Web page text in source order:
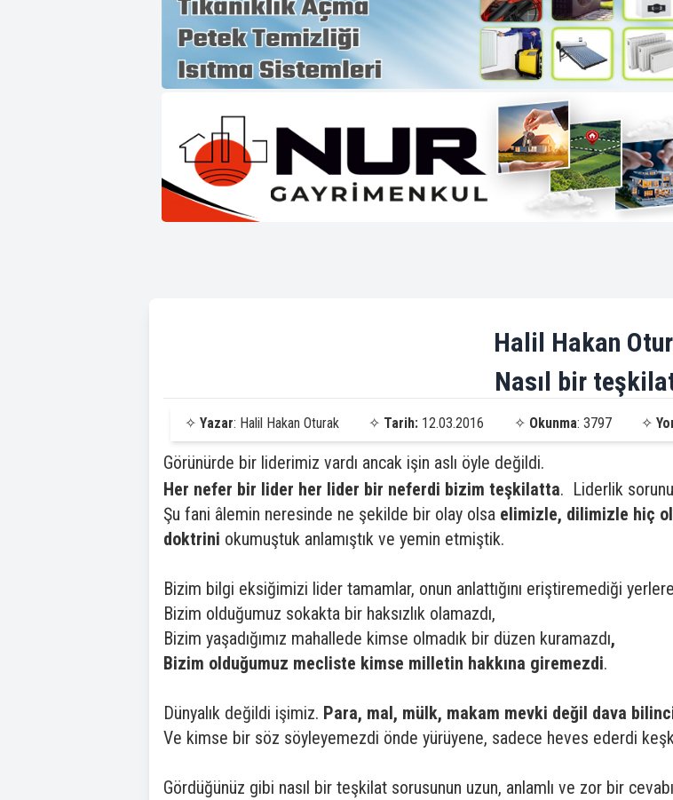
Halil Hakan
Nasıl bir
✧ Yazar: Halil Hakan Oturak ✧ Tarih: 12.03.2016 ✧ Okunma: 3797 ✧
Görünürde bir liderimiz vardı ancak işin aslı öyle değildi.
Her nefer bir lider her lider bir neferdi bizim teşkilatta. Liderlik sorunu
Şu fani âlemin neresinde ne şekilde bir olay olsa elimizle, dilimizle hiç
doktrini okumuştuk anlamıştık ve yemin etmiştik.
Bizim bilgi eksiğimizi lider tamamlar, onun anlattığını eriştiremediği yerlere
Bizim olduğumuz sokakta bir haksızlık olamazdı,
Bizim yaşadığımız mahallede kimse olmadık bir düzen kuramazdı,
Bizim olduğumuz mecliste kimse milletin hakkına giremezdi.
Dünyalık değildi işimiz. Para, mal, mülk, makam mevki değil dava
Ve kimse bir söz söyleyemezdi önde yürüyene, sadece heves ederdi
Gördüğünüz gibi nasıl bir teşkilat sorusunun uzun, anlamlı ve zor bir